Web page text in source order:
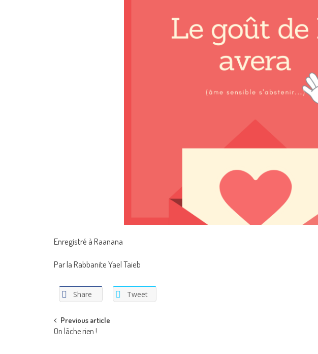
Enregistré à Raanana
Par la Rabbanite Yael Taieb
Share Tweet
Post
Previous article
On lâche rien !